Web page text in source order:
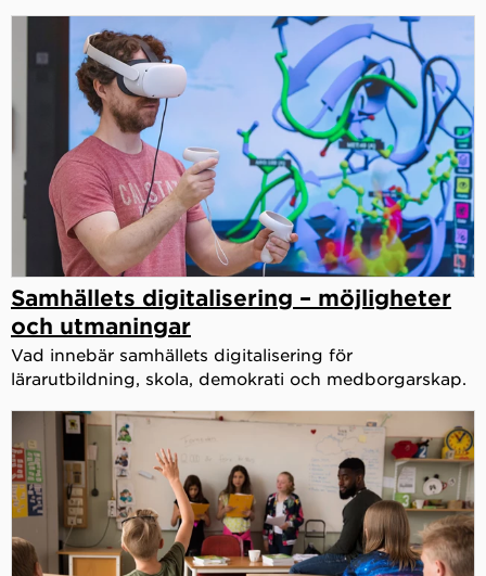
Samhällets digitalisering – möjligheter
och utmaningar
Vad innebär samhällets digitalisering för
lärarutbildning, skola, demokrati och medborgarskap.